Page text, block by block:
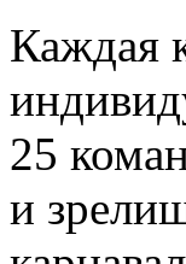
Каждая
25
и